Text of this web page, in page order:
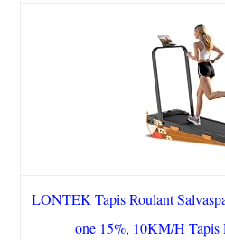
LONTEK Tapis Roulant
one 15%, 10KM/H Tapis